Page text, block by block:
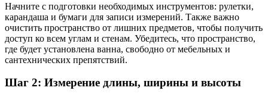
Начните с подготовки необходимых инструментов: рулетки,
карандаша и бумаги для записи измерений. Также важно
очистить пространство от лишних предметов, чтобы получить
доступ ко всем углам и стенам. Убедитесь, что пространство,
где будет установлена ванна, свободно от мебельных и
сантехнических препятствий.
Шаг 2: Измерение длины, ширины и высоты